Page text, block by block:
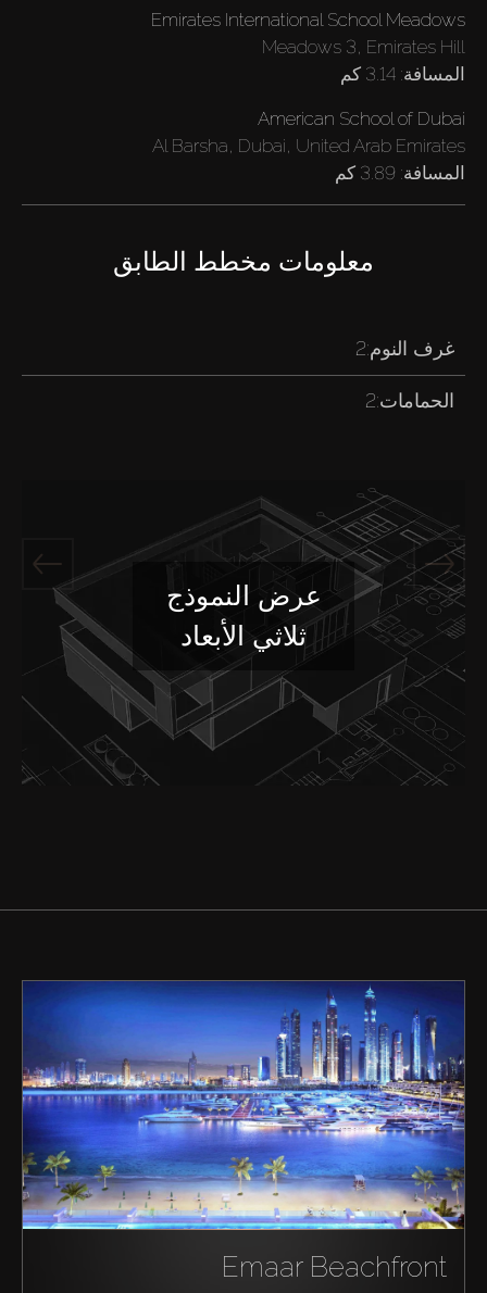
شراء
إيجار
بيع
قيد الإنشاء
Emirates International School Meadows
Meadows 3, Emirates Hill
المسافة: 3.14 كم
American School of Dubai
Al Barsha, Dubai, United Arab Emirates
المسافة: 3.89 كم
معلومات مخطط الطابق
غرف النوم:2
الحمامات:2
عرض النموذج
ثلاثي الأبعاد
Emaar Beachfront